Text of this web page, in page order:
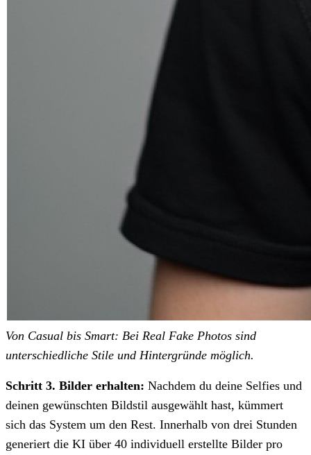
Von Casual bis Smart: Bei Real Fake Photos sind
unterschiedliche Stile und Hintergründe möglich.
Schritt 3. Bilder erhalten: Nachdem du deine Selfies und
deinen gewünschten Bildstil ausgewählt hast, kümmert
sich das System um den Rest. Innerhalb von drei Stunden
generiert die KI über 40 individuell erstellte Bilder pro